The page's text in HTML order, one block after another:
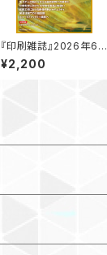
『印刷雑誌』2026年6月
号（5月20日発行）
¥2,200